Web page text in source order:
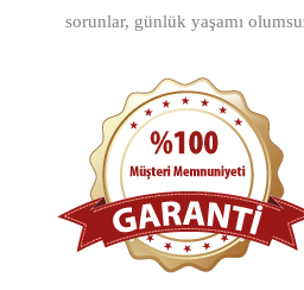
sorunlar, günlük yaşamı